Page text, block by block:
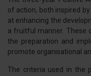
of action, both inspired
at enhancing the
a fruitful manner. These
the preparation and
promote organisational
The criteria used in the